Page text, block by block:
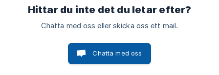
Hittar du inte det du letar efter?
Chatta med oss eller skicka oss ett mail.
Chatta med oss